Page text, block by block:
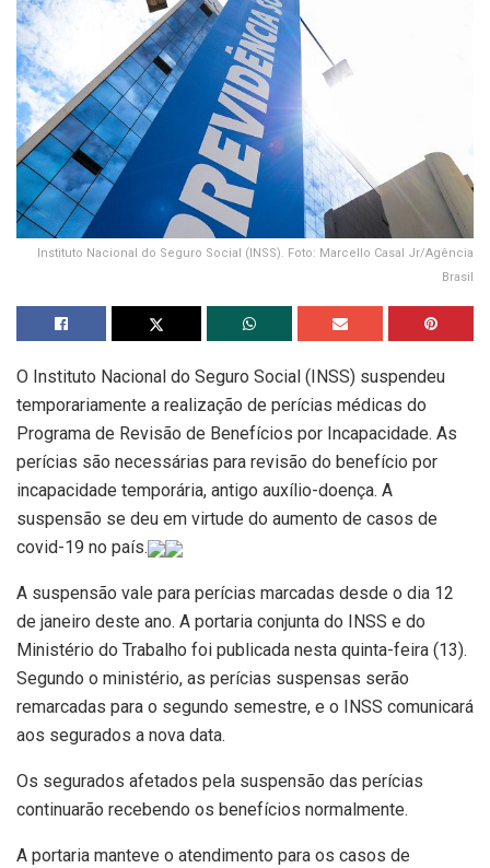
Instituto Nacional do Seguro Social (INSS). Foto: Marcello Casal Jr/Agência
Brasil
O Instituto Nacional do Seguro Social (INSS) suspendeu
temporariamente a realização de perícias médicas do
Programa de Revisão de Benefícios por Incapacidade. As
perícias são necessárias para revisão do benefício por
incapacidade temporária, antigo auxílio-doença. A
suspensão se deu em virtude do aumento de casos de
covid-19 no país.
A suspensão vale para perícias marcadas desde o dia 12
de janeiro deste ano. A portaria conjunta do INSS e do
Ministério do Trabalho foi publicada nesta quinta-feira (13).
Segundo o ministério, as perícias suspensas serão
remarcadas para o segundo semestre, e o INSS comunicará
aos segurados a nova data.
Os segurados afetados pela suspensão das perícias
continuarão recebendo os benefícios normalmente.
A portaria manteve o atendimento para os casos de